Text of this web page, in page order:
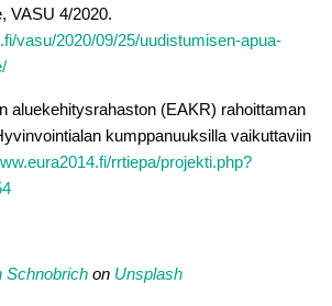
VASU 4/2020.
vasu/2020/09/25/uudistumisen-apua-
aluekehitysrahaston (EAKR) rahoittaman
kumppanuuksilla vaikuttaviin
rrtiepa/projekti.php?
Schnobrich on Unsplash